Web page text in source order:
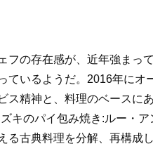
フの存在感が、近年強まっ
ているようだ。2016年にオ
精神と、料理のベースに
キのパイ包み焼き:ルー・
る古典料理を分解、再構成